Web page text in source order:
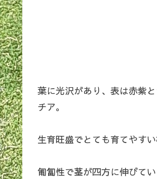
葉に光沢があり、表は赤紫
チア。
生育旺盛でとても育てやすい
匍匐性で茎が四方に伸びて